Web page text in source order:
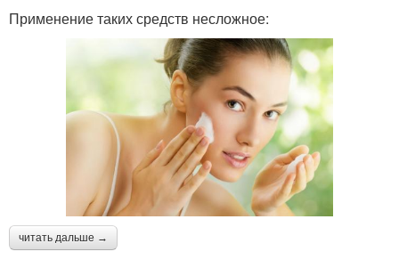
Применение таких средств несложное:
читать дальше →